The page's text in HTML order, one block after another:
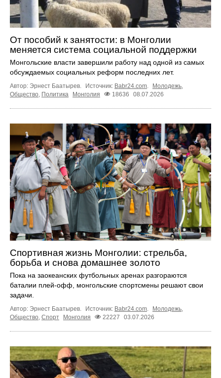
От пособий к занятости: в Монголии
меняется система социальной поддержки
Монгольские власти завершили работу над одной из самых
обсуждаемых социальных реформ последних лет.
Автор: Эрнест Баатырев. Источник: Babr24.com. Молодежь,
Общество, Политика Монголия 18636 08.07.2026
Спортивная жизнь Монголии: стрельба,
борьба и снова домашнее золото
Пока на заокеанских футбольных аренах разгораются
баталии плей-офф, монгольские спортсмены решают свои
задачи.
Автор: Эрнест Баатырев. Источник: Babr24.com. Молодежь,
Общество, Спорт Монголия 22227 03.07.2026